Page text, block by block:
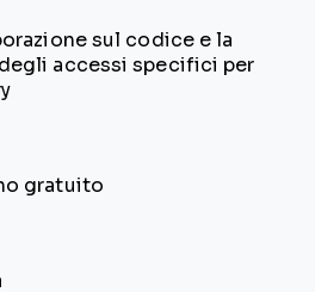
sul codice e la
accessi specifici per
gratuito